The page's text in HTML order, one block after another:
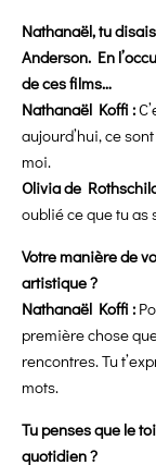
Nathanaël, tu
Anderson. En
de ces films…
Nathanaël Koffi :
aujourd’hui, ce
moi.
Olivia de
oublié ce que tu as
Votre manière de
artistique ?
Nathanaël Koffi :
première chose
rencontres. Tu
mots.
Tu penses que le
quotidien ?